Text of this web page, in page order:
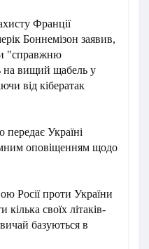
Франції
Боннемізон заявив,
"справжню
на вищий щабель у
від кібератак
передає Україні
оповіщенням щодо
Росії проти України
своїх літаків-
базуються в